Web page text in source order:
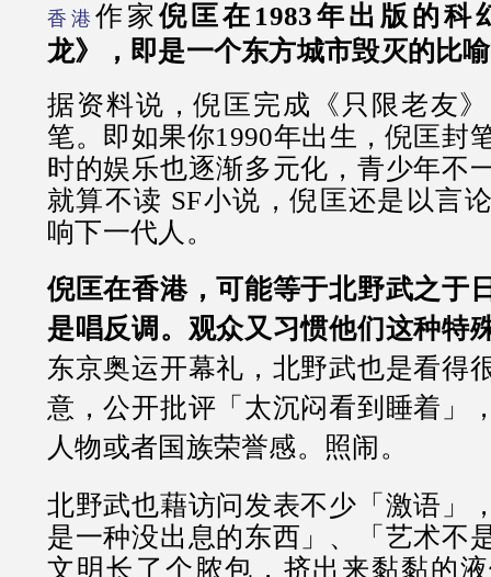
香港作家倪匡在1983年出版的科
龙》，即是一个东方城市毁灭的比
据资料说，倪匡完成《只限老友
笔。即如果你1990年出生，倪匡封
时的娱乐也逐渐多元化，青少年不
就算不读 SF小说，倪匡还是以言
响下一代人。
倪匡在香港，可能等于北野武之于
是唱反调。观众又习惯他们这种特
东京奥运开幕礼，北野武也是看得
意，公开批评「太沉闷看到睡着」
人物或者国族荣誉感。照闹。
北野武也藉访问发表不少「激语」
是一种没出息的东西」、「艺术不
文明长了个脓包，挤出来黏黏的